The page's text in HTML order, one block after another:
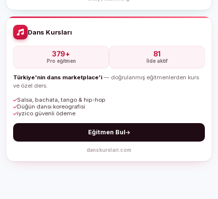
Dans Kursları
379+
Pro eğitmen
81
İlde aktif
Türkiye'nin dans marketplace'i — doğrulanmış eğitmenlerden kurs
ve özel ders.
Salsa, bachata, tango & hip-hop
Düğün dansı koreografisi
iyzico güvenli ödeme
Eğitmen Bul
danskurslari.com